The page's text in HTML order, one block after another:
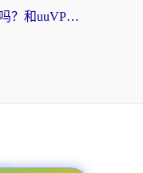
海外党必看：云极VPN好用吗？和uuVPN对比哪个回国效果更好？附真实体验+避坑指南